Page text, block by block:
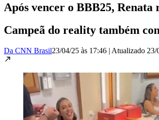
Após vencer o BBB25, Renata
Campeã do reality também
Da CNN Brasil23/04/25 às 17:46 | Atualizado 23/